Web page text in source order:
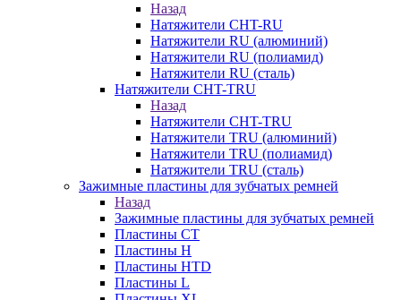
Назад
Натяжители CHT-RU
Натяжители RU (алюминий)
Натяжители RU (полиамид)
Натяжители RU (сталь)
Натяжители CHT-TRU
Назад
Натяжители CHT-TRU
Натяжители TRU (алюминий)
Натяжители TRU (полиамид)
Натяжители TRU (сталь)
Зажимные пластины для зубчатых ремней
Назад
Зажимные пластины для зубчатых ремней
Пластины CT
Пластины H
Пластины HTD
Пластины L